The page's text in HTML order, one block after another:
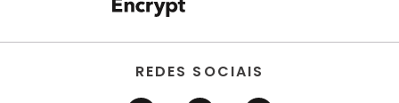
REDES SOCIAIS